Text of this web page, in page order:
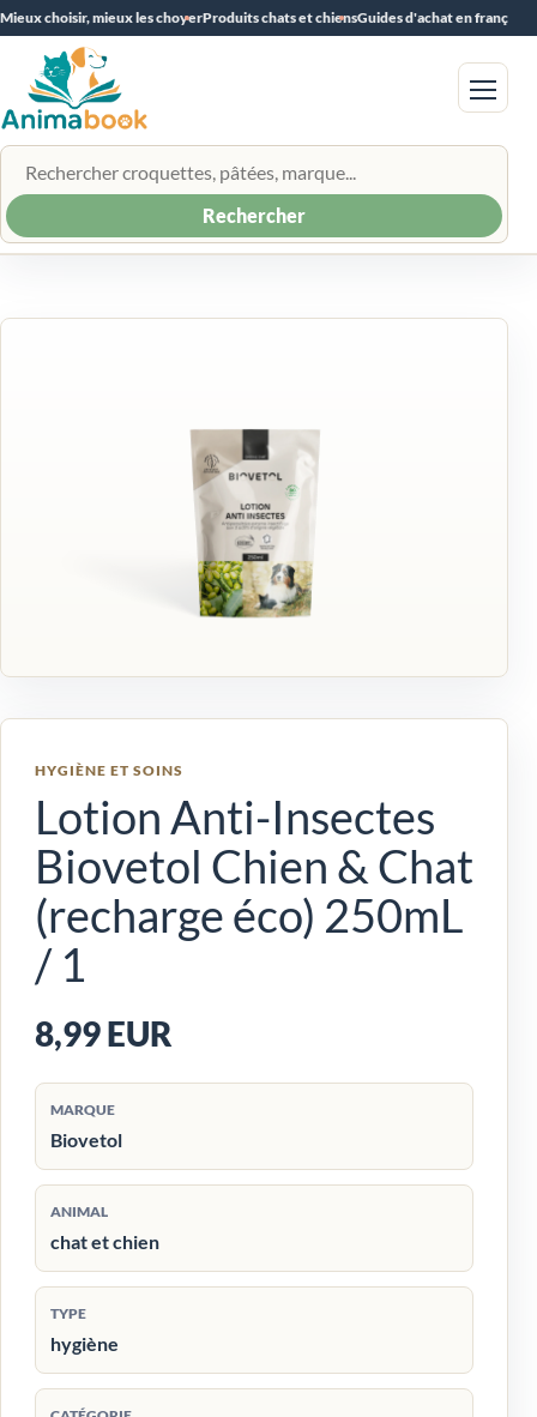
Mieux choisir, mieux les choyerProduits chats et chiensGuides d'achat en français
Rechercher un produit
Rechercher
Menu
HYGIÈNE ET SOINS
Lotion Anti-Insectes
Biovetol Chien & Chat
(recharge éco) 250mL
/ 1
8,99 EUR
MARQUE
Biovetol
ANIMAL
chat et chien
TYPE
hygiène